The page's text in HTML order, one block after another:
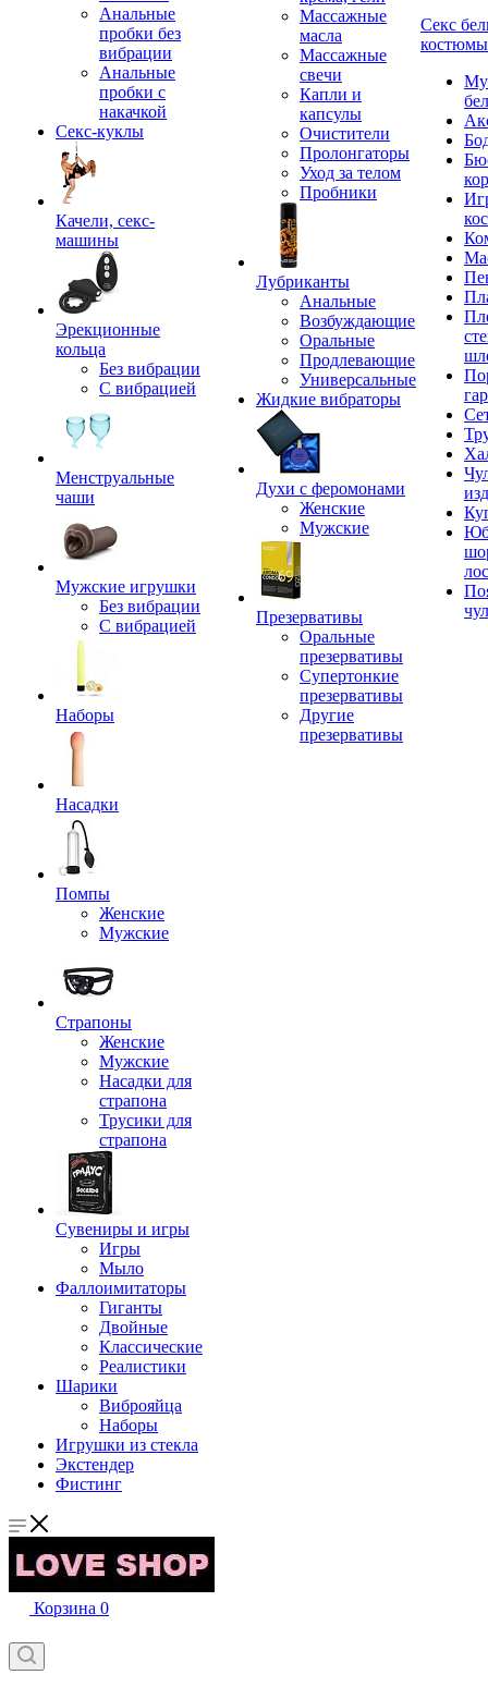
Анальные
пробки без
вибрации
Анальные
пробки с
накачкой
Секс-куклы
Качели, секс-
машины
Эрекционные
кольца
Без вибрации
С вибрацией
Менструальные
чаши
Мужские игрушки
Без вибрации
С вибрацией
Наборы
Насадки
Помпы
Женские
Мужские
Страпоны
Женские
Мужские
Насадки для
страпона
Трусики для
страпона
Сувениры и игры
Игры
Мыло
Фаллоимитаторы
Гиганты
Двойные
Классические
Реалистики
Шарики
Виброяйца
Наборы
Игрушки из стекла
Экстендер
Фистинг
Массажные
масла
Массажные
свечи
Капли и
капсулы
Очистители
Пролонгаторы
Уход за телом
Пробники
Лубриканты
Анальные
Возбуждающие
Оральные
Продлевающие
Универсальные
Жидкие вибраторы
Духи с феромонами
Женские
Мужские
Презервативы
Оральные
презервативы
Супертонкие
презервативы
Другие
презервативы
Секс
костюмы
Корзина 0